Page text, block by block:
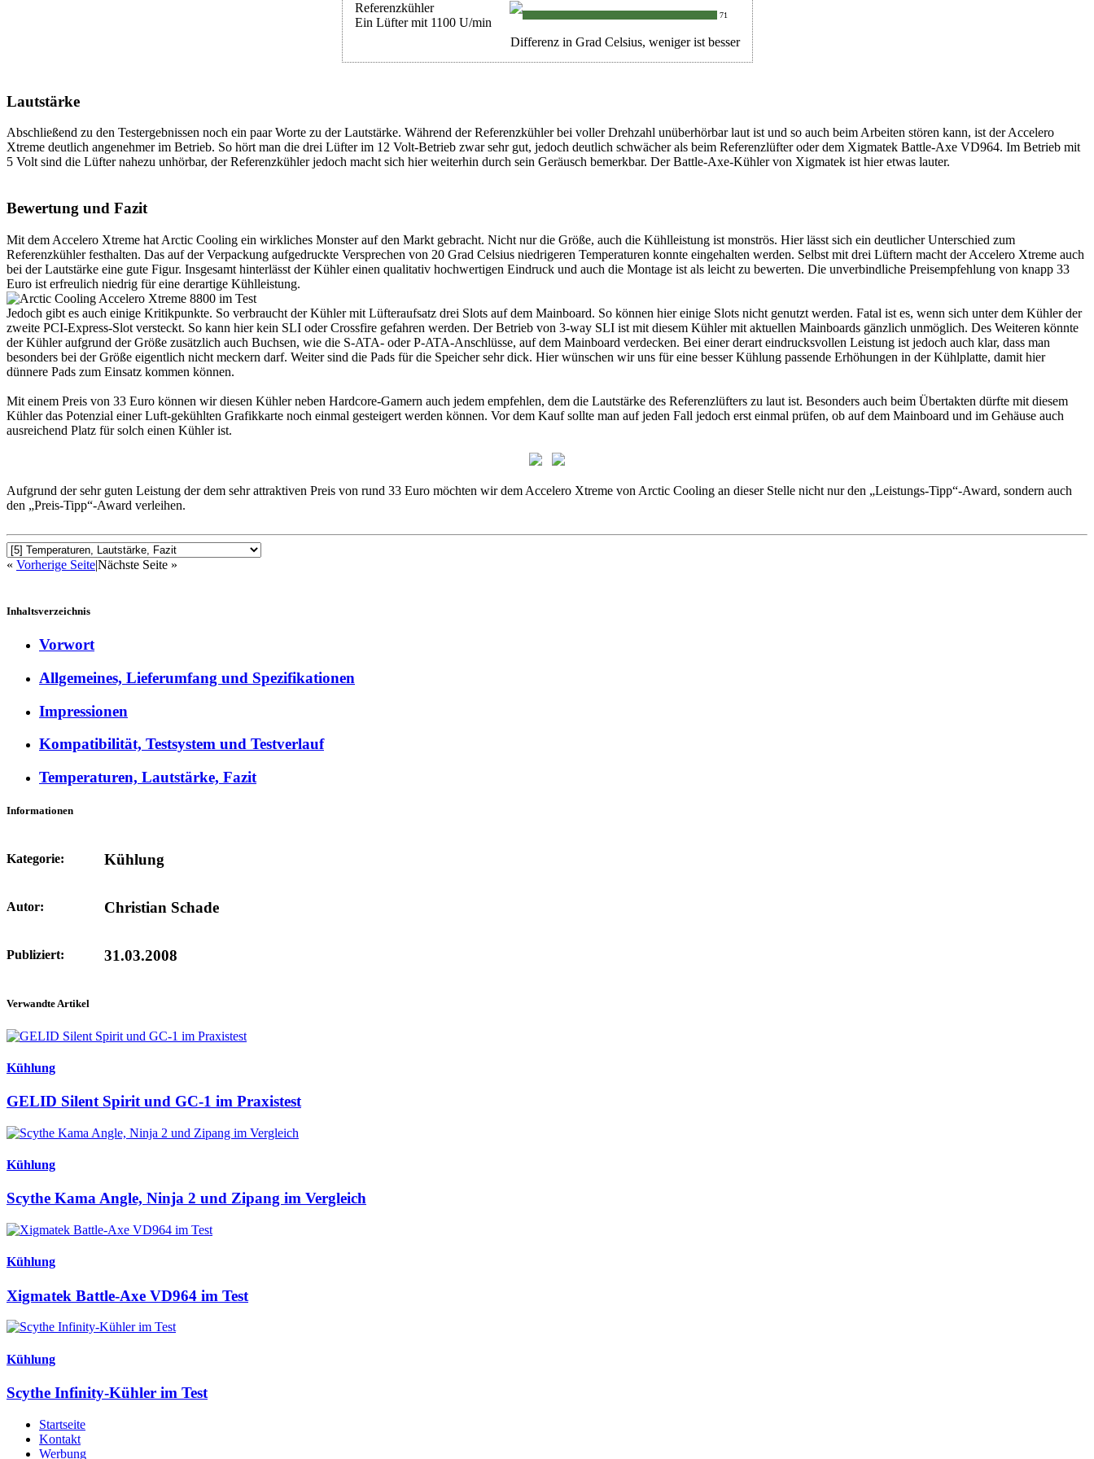
Referenzkühler
Ein Lüfter mit 1100 U/min
71
Differenz in Grad Celsius, weniger ist besser
Lautstärke
Abschließend zu den Testergebnissen noch ein paar Worte zu der Lautstärke. Während der Referenzkühler bei voller Drehzahl unüberhörbar laut ist und so auch beim Arbeiten stören kann, ist der Accelero
Xtreme deutlich angenehmer im Betrieb. So hört man die drei Lüfter im 12 Volt-Betrieb zwar sehr gut, jedoch deutlich schwächer als beim Referenzlüfter oder dem Xigmatek Battle-Axe VD964. Im Betrieb mit
5 Volt sind die Lüfter nahezu unhörbar, der Referenzkühler jedoch macht sich hier weiterhin durch sein Geräusch bemerkbar. Der Battle-Axe-Kühler von Xigmatek ist hier etwas lauter.
Bewertung und Fazit
Mit dem Accelero Xtreme hat Arctic Cooling ein wirkliches Monster auf den Markt gebracht. Nicht nur die Größe, auch die Kühlleistung ist monströs. Hier lässt sich ein deutlicher Unterschied zum
Referenzkühler festhalten. Das auf der Verpackung aufgedruckte Versprechen von 20 Grad Celsius niedrigeren Temperaturen konnte eingehalten werden. Selbst mit drei Lüftern macht der Accelero Xtreme auch
bei der Lautstärke eine gute Figur. Insgesamt hinterlässt der Kühler einen qualitativ hochwertigen Eindruck und auch die Montage ist als leicht zu bewerten. Die unverbindliche Preisempfehlung von knapp 33
Euro ist erfreulich niedrig für eine derartige Kühlleistung.
Jedoch gibt es auch einige Kritikpunkte. So verbraucht der Kühler mit Lüfteraufsatz drei Slots auf dem Mainboard. So können hier einige Slots nicht genutzt werden. Fatal ist es, wenn sich unter dem Kühler der
zweite PCI-Express-Slot versteckt. So kann hier kein SLI oder Crossfire gefahren werden. Der Betrieb von 3-way SLI ist mit diesem Kühler mit aktuellen Mainboards gänzlich unmöglich. Des Weiteren könnte
der Kühler aufgrund der Größe zusätzlich auch Buchsen, wie die S-ATA- oder P-ATA-Anschlüsse, auf dem Mainboard verdecken. Bei einer derart eindrucksvollen Leistung ist jedoch auch klar, dass man
besonders bei der Größe eigentlich nicht meckern darf. Weiter sind die Pads für die Speicher sehr dick. Hier wünschen wir uns für eine besser Kühlung passende Erhöhungen in der Kühlplatte, damit hier
dünnere Pads zum Einsatz kommen können.
Mit einem Preis von 33 Euro können wir diesen Kühler neben Hardcore-Gamern auch jedem empfehlen, dem die Lautstärke des Referenzlüfters zu laut ist. Besonders auch beim Übertakten dürfte mit diesem
Kühler das Potenzial einer Luft-gekühlten Grafikkarte noch einmal gesteigert werden können. Vor dem Kauf sollte man auf jeden Fall jedoch erst einmal prüfen, ob auf dem Mainboard und im Gehäuse auch
ausreichend Platz für solch einen Kühler ist.
Aufgrund der sehr guten Leistung der dem sehr attraktiven Preis von rund 33 Euro möchten wir dem Accelero Xtreme von Arctic Cooling an dieser Stelle nicht nur den „Leistungs-Tipp“-Award, sondern auch
den „Preis-Tipp“-Award verleihen.
« Vorherige Seite|Nächste Seite »
Inhaltsverzeichnis
Vorwort
Allgemeines, Lieferumfang und Spezifikationen
Impressionen
Kompatibilität, Testsystem und Testverlauf
Temperaturen, Lautstärke, Fazit
Informationen
Kategorie: Kühlung
Autor: Christian Schade
Publiziert: 31.03.2008
Verwandte Artikel
Kühlung
GELID Silent Spirit und GC-1 im Praxistest
Kühlung
Scythe Kama Angle, Ninja 2 und Zipang im Vergleich
Kühlung
Xigmatek Battle-Axe VD964 im Test
Kühlung
Scythe Infinity-Kühler im Test
Startseite
Kontakt
Werbung